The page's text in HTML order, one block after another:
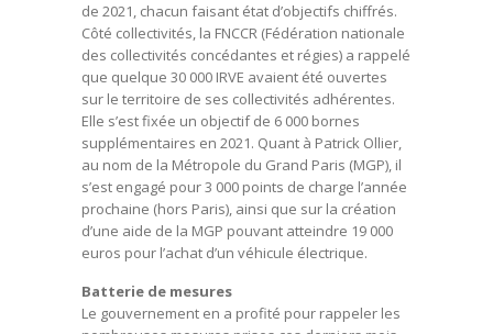
de 2021, chacun faisant état d’objectifs chiffrés.
Côté collectivités, la FNCCR (Fédération nationale
des collectivités concédantes et régies) a rappelé
que quelque 30 000 IRVE avaient été ouvertes
sur le territoire de ses collectivités adhérentes.
Elle s’est fixée un objectif de 6 000 bornes
supplémentaires en 2021. Quant à Patrick Ollier,
au nom de la Métropole du Grand Paris (MGP), il
s’est engagé pour 3 000 points de charge l’année
prochaine (hors Paris), ainsi que sur la création
d’une aide de la MGP pouvant atteindre 19 000
euros pour l’achat d’un véhicule électrique.
Batterie de mesures
Le gouvernement en a profité pour rappeler les